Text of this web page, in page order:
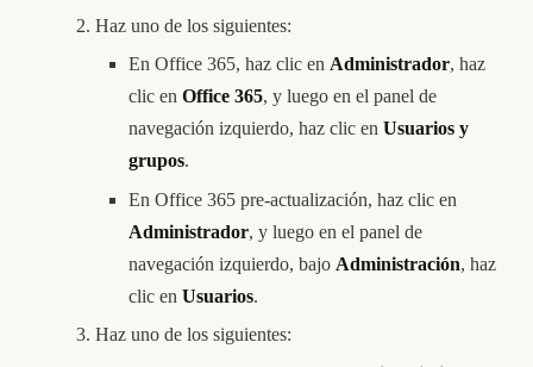
Haz uno de los siguientes:
En Office 365, haz clic en Administrador, haz
clic en Office 365, y luego en el panel de
navegación izquierdo, haz clic en Usuarios y
grupos.
En Office 365 pre-actualización, haz clic en
Administrador, y luego en el panel de
navegación izquierdo, bajo Administración, haz
clic en Usuarios.
Haz uno de los siguientes: